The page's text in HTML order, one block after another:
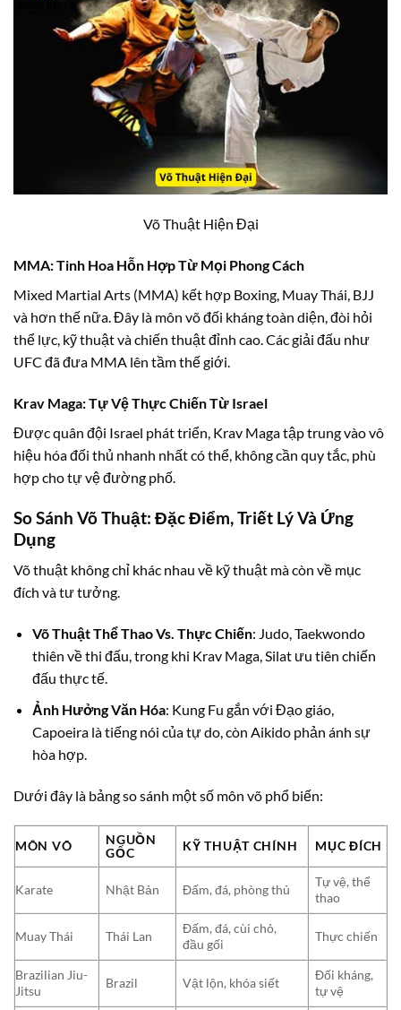
Võ Thuật Hiện Đại
MMA: Tinh Hoa Hỗn Hợp Từ Mọi Phong Cách
Mixed Martial Arts (MMA) kết hợp Boxing, Muay Thái, BJJ
và hơn thế nữa. Đây là môn võ đối kháng toàn diện, đòi hỏi
thể lực, kỹ thuật và chiến thuật đỉnh cao. Các giải đấu như
UFC đã đưa MMA lên tầm thế giới.
Krav Maga: Tự Vệ Thực Chiến Từ Israel
Được quân đội Israel phát triển, Krav Maga tập trung vào vô
hiệu hóa đối thủ nhanh nhất có thể, không cần quy tắc, phù
hợp cho tự vệ đường phố.
So Sánh Võ Thuật: Đặc Điểm, Triết Lý Và Ứng
Dụng
Võ thuật không chỉ khác nhau về kỹ thuật mà còn về mục
đích và tư tưởng.
Võ Thuật Thể Thao Vs. Thực Chiến: Judo, Taekwondo
thiên về thi đấu, trong khi Krav Maga, Silat ưu tiên chiến
đấu thực tế.
Ảnh Hưởng Văn Hóa: Kung Fu gắn với Đạo giáo,
Capoeira là tiếng nói của tự do, còn Aikido phản ánh sự
hòa hợp.
Dưới đây là bảng so sánh một số môn võ phổ biến:
MÔN VÕ
NGUỒN
GỐC
KỸ THUẬT CHÍNH MỤC ĐÍCH
Karate Nhật Bản Đấm, đá, phòng thủ
Tự vệ, thể
thao
Muay Thái Thái Lan
Đấm, đá, cùi chỏ,
đầu gối
Thực chiến
Brazilian Jiu-
Jitsu
Brazil Vật lộn, khóa siết
Đối kháng,
tự vệ